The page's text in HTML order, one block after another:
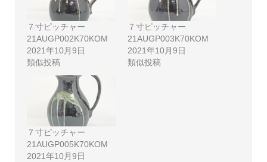
７寸ピッチャー
21AUGP002K70KOM
2021年10月9日
類似投稿
７寸ピッチャー
21AUGP003K70KOM
2021年10月9日
類似投稿
７寸ピッチャー
21AUGP005K70KOM
2021年10月9日